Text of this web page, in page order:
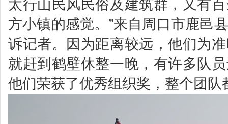
太行山民风民俗及建筑群，又有
方小镇的感觉。”来自周口市鹿邑
诉记者。因为距离较远，他们为
就赶到鹤壁休整一晚，有许多队
他们荣获了优秀组织奖，整个团队